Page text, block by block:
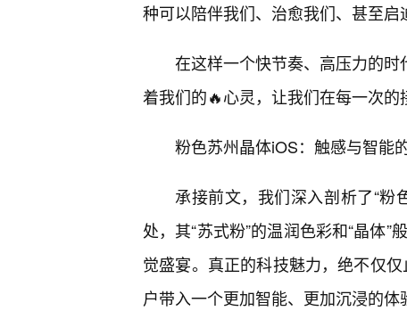
种可以陪伴我们、治愈我们、甚至启
在这样一个快节奏、高压力的时
着我们的🔥心灵，让我们在每一次的
粉色苏州晶体iOS：触感与智能
承接前文，我们深入剖析了“粉
处，其“苏式粉”的温润色彩和“晶体
觉盛宴。真正的科技魅力，绝不仅
户带入一个更加智能、更加沉浸的体